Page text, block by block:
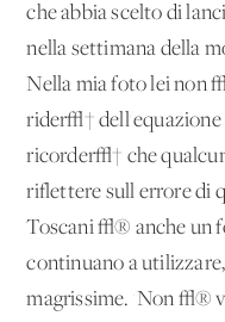
che abbia scelto di
nella settimana della
Nella mia foto lei non
rider√† dell'equazione
ricorder√† che
riflettere sull'errore di
Toscani √® anche un
continuano a
magrissime. 'Non √®